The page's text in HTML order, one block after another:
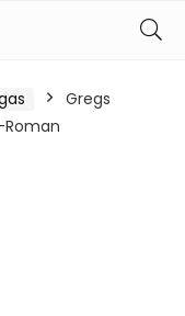
Gregs
Roman